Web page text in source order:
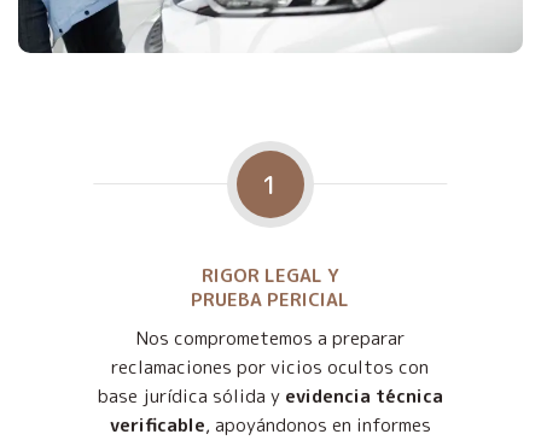
1
RIGOR LEGAL Y
PRUEBA PERICIAL
Nos comprometemos a preparar
reclamaciones por vicios ocultos con
base jurídica sólida y evidencia técnica
verificable, apoyándonos en informes